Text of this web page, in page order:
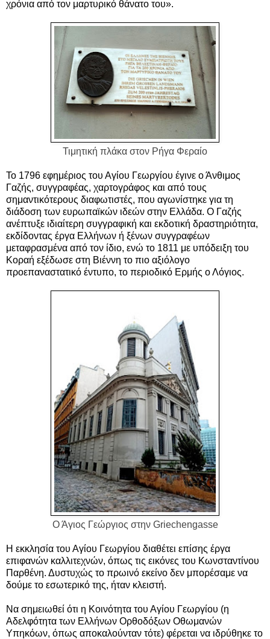
χρόνια από τον μαρτυρικό θάνατο του».
Τιμητική πλάκα στον Ρήγα Φεραίο
Το 1796 εφημέριος του Αγίου Γεωργίου έγινε ο Άνθιμος
Γαζής, συγγραφέας, χαρτογράφος και από τους
σημαντικότερους διαφωτιστές, που αγωνίστηκε για τη
διάδοση των ευρωπαϊκών ιδεών στην Ελλάδα. Ο Γαζής
ανέπτυξε ιδιαίτερη συγγραφική και εκδοτική δραστηριότητα,
εκδίδοντας έργα Ελλήνων ή ξένων συγγραφέων
μεταφρασμένα από τον ίδιο, ενώ το 1811 με υπόδειξη του
Κοραή εξέδωσε στη Βιέννη το πιο αξιόλογο
προεπαναστατικό έντυπο, το περιοδικό Ερμής ο Λόγιος.
Ο Άγιος Γεώργιος στην Griechengasse
Η εκκλησία του Αγίου Γεωργίου διαθέτει επίσης έργα
επιφανών καλλιτεχνών, όπως τις εικόνες του Κωνσταντίνου
Παρθένη. Δυστυχώς το πρωινό εκείνο δεν μπορέσαμε να
δούμε το εσωτερικό της, ήταν κλειστή.
Να σημειωθεί ότι η Κοινότητα του Αγίου Γεωργίου (η
Αδελφότητα των Ελλήνων Ορθοδόξων Οθωμανών
Υπηκόων, όπως αποκαλούνταν τότε) φέρεται να ιδρύθηκε το